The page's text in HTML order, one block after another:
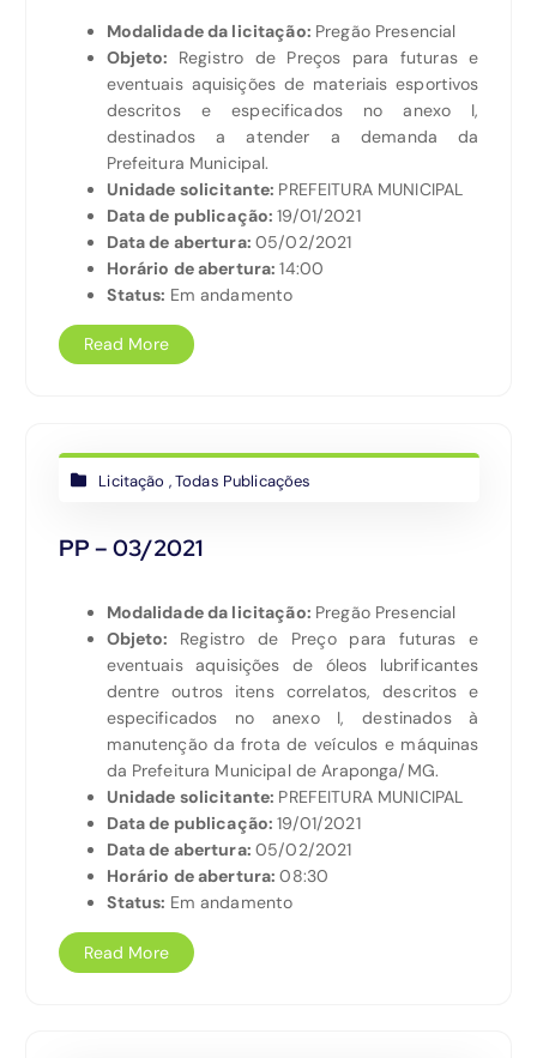
Modalidade da licitação: Pregão Presencial
Objeto: Registro de Preços para futuras e
eventuais aquisições de materiais esportivos
descritos e especificados no anexo I,
destinados a atender a demanda da
Prefeitura Municipal.
Unidade solicitante: PREFEITURA MUNICIPAL
Data de publicação:19/01/2021
Data de abertura:05/02/2021
Horário de abertura:14:00
Status: Em andamento
Read More
Licitação ,Todas Publicações
PP – 03/2021
Modalidade da licitação: Pregão Presencial
Objeto: Registro de Preço para futuras e
eventuais aquisições de óleos lubrificantes
dentre outros itens correlatos, descritos e
especificados no anexo I, destinados à
manutenção da frota de veículos e máquinas
da Prefeitura Municipal de Araponga/MG.
Unidade solicitante: PREFEITURA MUNICIPAL
Data de publicação:19/01/2021
Data de abertura:05/02/2021
Horário de abertura:08:30
Status: Em andamento
Read More